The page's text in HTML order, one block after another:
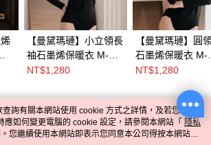
【曼黛瑪璉】小立領長
袖石墨烯保暖衣 M-
XL(黑)
NT$1,280
【曼黛瑪璉】圓
石墨烯保暖衣 M-
XL(黑)
NT$1,280
詢有關本網站使用 cookie 方式之詳情，及若您不希
應如何變更電腦的 cookie 設定，請參閱本網站「 隱私
您繼續使用本網站即表示您同意本公司得按本網站使